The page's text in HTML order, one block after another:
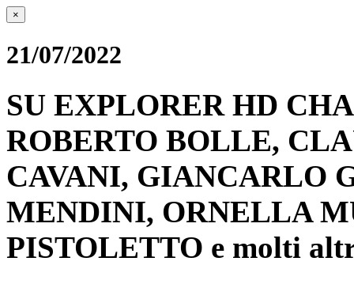
×
21/07/2022
SU EXPLORER HD
ROBERTO BOLLE,
CAVANI, GIANCARLO
MENDINI, ORNELLA
PISTOLETTO e molti